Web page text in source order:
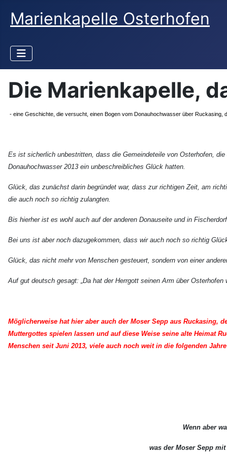
Marienkapelle Osterhofen
Die Marienkapelle,
- eine Geschichte, die versucht, einen Bogen vom Donauhochwasser über
Es ist sicherlich unbestritten, dass die Gemeindeteile von Osterhofen,
Donauhochwasser 2013 ein unbeschreibliches Glück hatten.
Glück, das zunächst darin begründet war, dass zur richtigen Zeit, am
die auch noch so richtig zulangten.
Bis hierher ist es wohl auch auf der anderen Donauseite und in
Bei uns ist aber noch dazugekommen, dass wir auch noch so richtig
Glück, das nicht mehr von Menschen gesteuert, sondern von einer
Auf gut deutsch gesagt: „Da hat der Herrgott seinen Arm über
Möglicherweise hat hier aber auch der Moser Sepp aus Ruckasing,
Muttergottes spielen lassen und auf diese Weise seine alte Heimat
Menschen seit Juni 2013, viele auch noch weit in die folgenden
Wenn aber
was der Moser Sepp